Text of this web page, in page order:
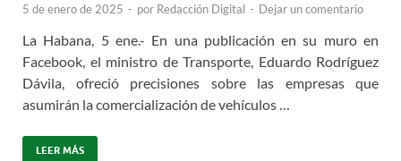
5 de enero de 2025 - por Redacción Digital - Dejar un comentario
La Habana, 5 ene.- En una publicación en su muro en
Facebook, el ministro de Transporte, Eduardo Rodríguez
Dávila, ofreció precisiones sobre las empresas que
asumirán la comercialización de vehículos …
LEER MÁS